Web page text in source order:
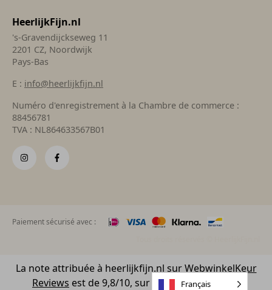
HeerlijkFijn.nl
's-Gravendijckseweg 11
2201 CZ, Noordwijk
Pays-Bas
E : info@heerlijkfijn.nl
Numéro d'enregistrement à la Chambre de commerce :
88456781
TVA : NL864633567B01
Paiement sécurisé avec :
La note attribuée à heerlijkfijn.nl surWebwinkelKeur
Reviews est de 9,8/10, sur la base de 408 avis.
Français